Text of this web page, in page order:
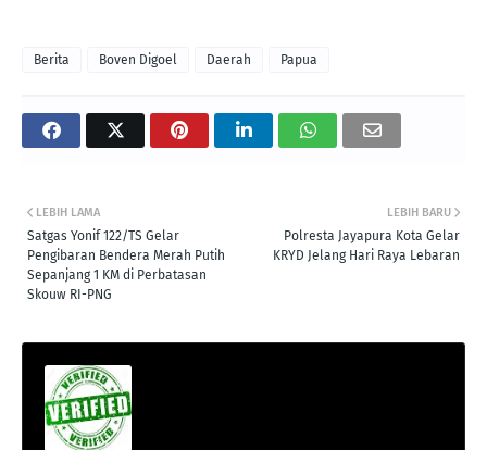
Berita Boven Digoel Daerah Papua
LEBIH BARU
Polresta Jayapura Kota Gelar
KRYD Jelang Hari Raya Lebaran
LEBIH LAMA
Satgas Yonif 122/TS Gelar
Pengibaran Bendera Merah Putih
Sepanjang 1 KM di Perbatasan
Skouw RI-PNG